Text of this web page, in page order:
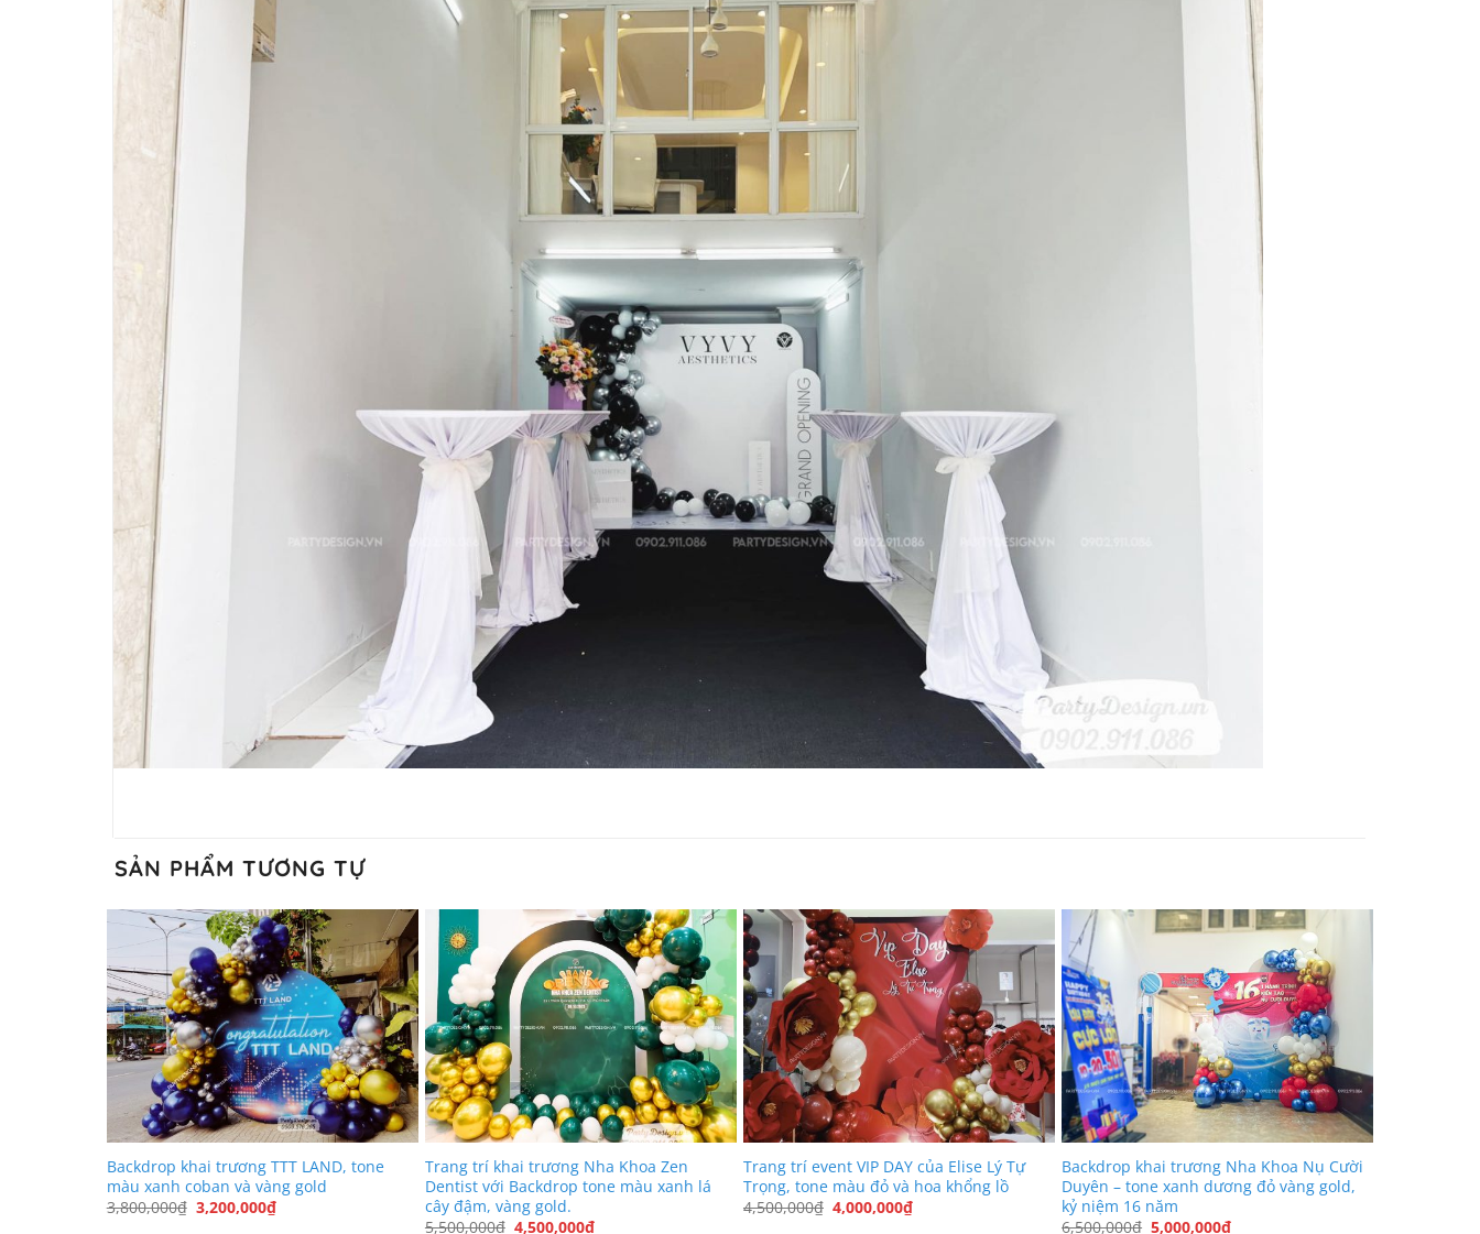
SẢN PHẨM TƯƠNG TỰ
Backdrop khai trương TTT LAND, tone
màu xanh coban và vàng gold
3,800,000₫ Giá
3,200,000₫Giá
Trang trí khai trương Nha Khoa Zen
Dentist với Backdrop tone màu xanh lá
cây đậm, vàng gold.
5,500,000₫ Giá
4,500,000₫Giá
Trang trí event VIP DAY của Elise Lý Tự
Trọng, tone màu đỏ và hoa khổng lồ
4,500,000₫ Giá
4,000,000₫Giá
Backdrop khai trương Nha Khoa Nụ Cười
Duyên – tone xanh dương đỏ vàng gold,
kỷ niệm 16 năm
6,500,000₫ Giá
5,000,000₫Giá